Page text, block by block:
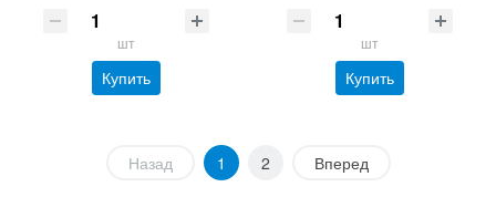
шт
Купить
шт
Купить
Назад 1 2 Вперед